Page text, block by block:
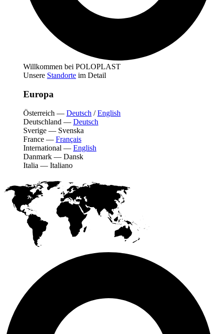
Willkommen bei POLOPLAST
Unsere Standorte im Detail
Europa
Österreich — Deutsch /English
Deutschland — Deutsch
Sverige — Svenska
France — Français
International — English
Danmark — Dansk
Italia — Italiano